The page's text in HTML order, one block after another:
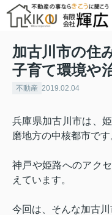
加古川市の住
子育て環境や
不動産 2019.02.04
兵庫県加古川市は、
磨地方の中核都市です
神戸や姫路へのアク
えています。
今回は、そんな加古川